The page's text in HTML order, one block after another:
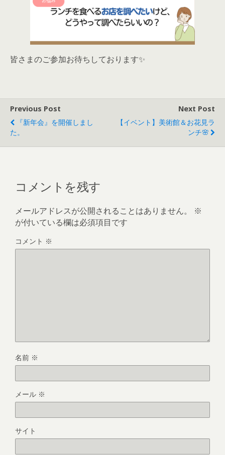
皆さまのご参加お待ちしております✨
Previous Post
『新年会』を開催しまし
た。
Next Post
【イベント】美術館＆お花見ラ
ンチ🌸
コメントを残す
メールアドレスが公開されることはありません。
※
が付いている欄は必須項目です
コメント ※
名前 ※
メール ※
サイト